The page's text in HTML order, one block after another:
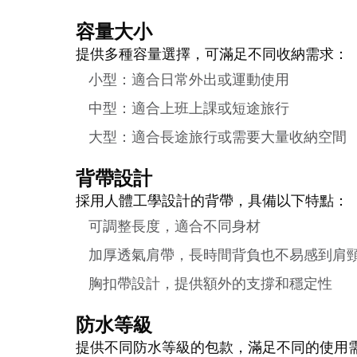
容量大小
提供多種容量選擇，可滿足不同收納需求：
小型：適合日常外出或運動使用
中型：適合上班上課或短途旅行
大型：適合長途旅行或需要大量收納空間
背帶設計
採用人體工學設計的背帶，具備以下特點：
可調整長度，適合不同身材
加厚透氣肩帶，長時間背負也不易感到肩
胸扣帶設計，提供額外的支撐和穩定性
防水等級
提供不同防水等級的包款，滿足不同的使用